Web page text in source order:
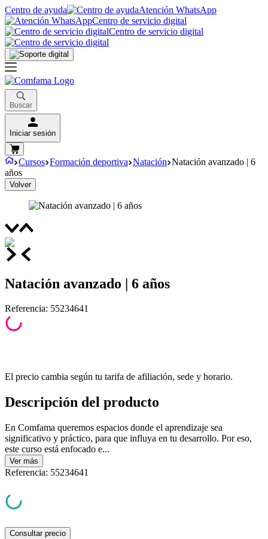
Centro de ayuda
Atención WhatsApp
Centro de servicio digital
Centro de servicio digital
Buscar
Iniciar sesión
Cursos Formación deportiva Natación Natación avanzado | 6
años
Volver
Natación avanzado | 6 años
Referencia: 55234641
El precio cambia según tu tarifa de afiliación, sede y horario.
Descripción del producto
En Comfama queremos espacios donde el aprendizaje sea
significativo y práctico, para que influya en tu desarrollo. Por eso,
este curso está enfocado e...
Ver más
Referencia: 55234641
Consultar precio